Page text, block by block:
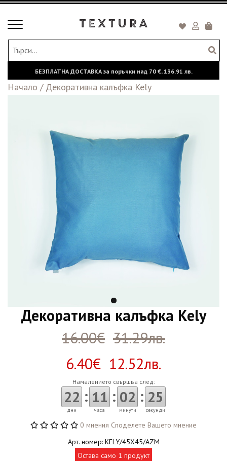
Toggle
БЕЗПЛАТНА ДОСТАВКА за поръчки над 70 €,136.91 лв.
Начало / Декоративна калъфка Kely
Декоративна калъфка Kely
16.00€ 31.29лв.
6.40€ 12.52лв.
Намалението свършва след:
22
дни
: 11
часа
: 02
минути
: 25
секунди
0 мнения Споделете Вашето мнение
Арт. номер: KELY/45X45/AZM
Остава само 1 продукт